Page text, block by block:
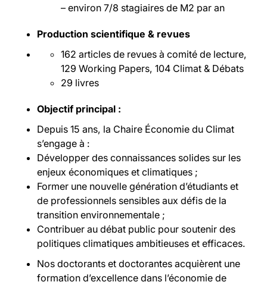
– environ 7/8 stagiaires de M2 par an
Production scientifique & revues
162 articles de revues à comité de lecture,
129 Working Papers, 104 Climat & Débats
29 livres
Objectif principal :
Depuis 15 ans, la Chaire Économie du Climat
s’engage à :
Développer des connaissances solides sur les
enjeux économiques et climatiques ;
Former une nouvelle génération d’étudiants et
de professionnels sensibles aux défis de la
transition environnementale ;
Contribuer au débat public pour soutenir des
politiques climatiques ambitieuses et efficaces.
Nos doctorants et doctorantes acquièrent une
formation d’excellence dans l’économie de